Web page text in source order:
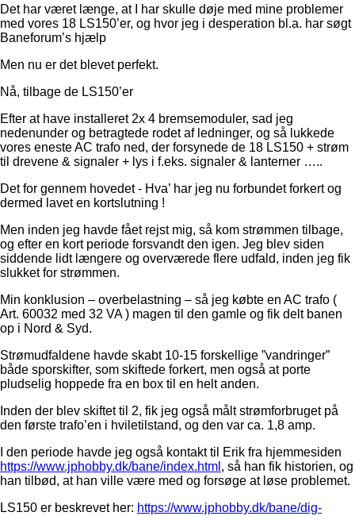
Det har været længe, at I har skulle døje med mine problemer
med vores 18 LS150’er, og hvor jeg i desperation bl.a. har søgt
Baneforum’s hjælp
Men nu er det blevet perfekt.
Nå, tilbage de LS150’er
Efter at have installeret 2x 4 bremsemoduler, sad jeg
nedenunder og betragtede rodet af ledninger, og så lukkede
vores eneste AC trafo ned, der forsynede de 18 LS150 + strøm
til drevene & signaler + lys i f.eks. signaler & lanterner …..
Det for gennem hovedet - Hva’ har jeg nu forbundet forkert og
dermed lavet en kortslutning !
Men inden jeg havde fået rejst mig, så kom strømmen tilbage,
og efter en kort periode forsvandt den igen. Jeg blev siden
siddende lidt længere og overværede flere udfald, inden jeg fik
slukket for strømmen.
Min konklusion – overbelastning – så jeg købte en AC trafo (
Art. 60032 med 32 VA ) magen til den gamle og fik delt banen
op i Nord & Syd.
Strømudfaldene havde skabt 10-15 forskellige ”vandringer”
både sporskifter, som skiftede forkert, men også at porte
pludselig hoppede fra en box til en helt anden.
Inden der blev skiftet til 2, fik jeg også målt strømforbruget på
den første trafo’en i hviletilstand, og den var ca. 1,8 amp.
I den periode havde jeg også kontakt til Erik fra hjemmesiden
https://www.jphobby.dk/bane/index.html , så han fik historien, og
han tilbød, at han ville være med og forsøge at løse problemet.
LS150 er beskrevet her: https://www.jphobby.dk/bane/dig-